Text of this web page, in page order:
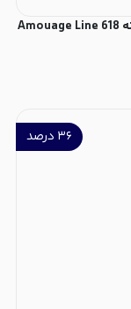
عطر ادکلن آمواج لاین 618 ادوپرفیوم مردانه-زنانه Amouage Line 618
۳۶ درصد